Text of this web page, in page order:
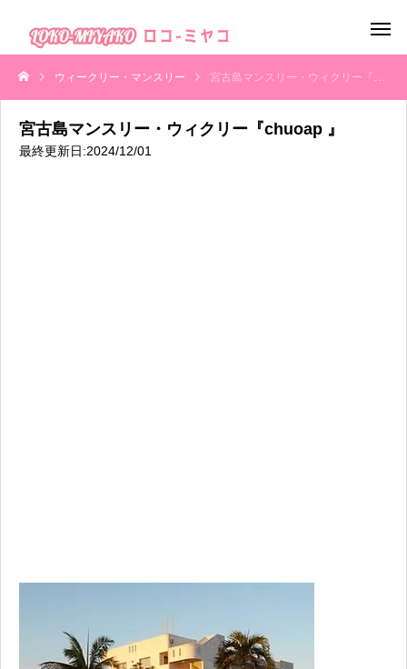
ウィークリー・マンスリー 宮古島マンスリー・ウィクリー『chuoap 』
宮古島マンスリー・ウィクリー『chuoap 』
最終更新日:2024/12/01